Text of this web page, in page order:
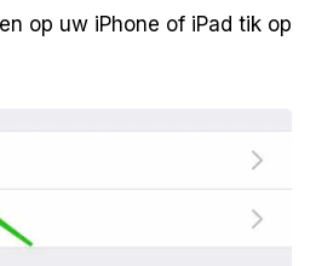
op uw iPhone of iPad tik op